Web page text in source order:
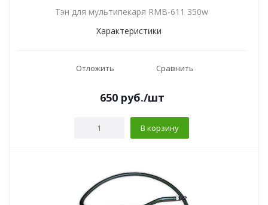
Тэн для мультипекаря RMB-611 350w
Характеристики
Отложить Сравнить
650руб./шт
В корзину